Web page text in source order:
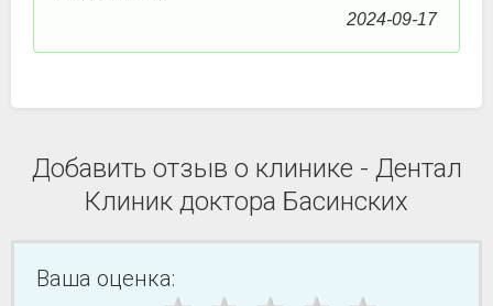
2024-09-17
Добавить отзыв о клинике - Дентал
Клиник доктора Басинских
Ваша оценка: